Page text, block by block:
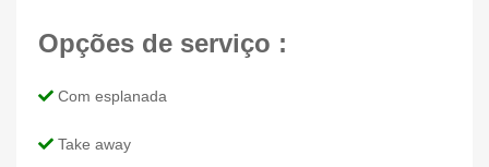
Opções de serviço :
Com esplanada
Take away